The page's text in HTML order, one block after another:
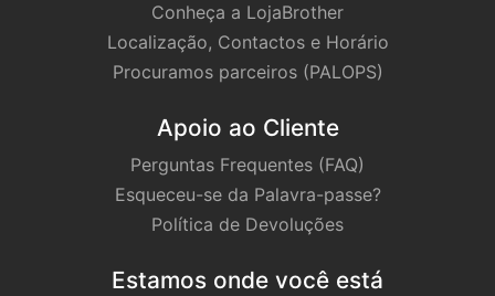
Conheça a LojaBrother
Localização, Contactos e Horário
Procuramos parceiros (PALOPS)
Apoio ao Cliente
Perguntas Frequentes (FAQ)
Esqueceu-se da Palavra-passe?
Política de Devoluções
Estamos onde você está